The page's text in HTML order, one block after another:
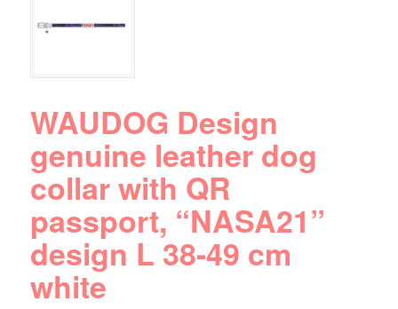
WAUDOG Design
genuine leather dog
collar with QR
passport, “NASA21”
design L 38-49 cm
white